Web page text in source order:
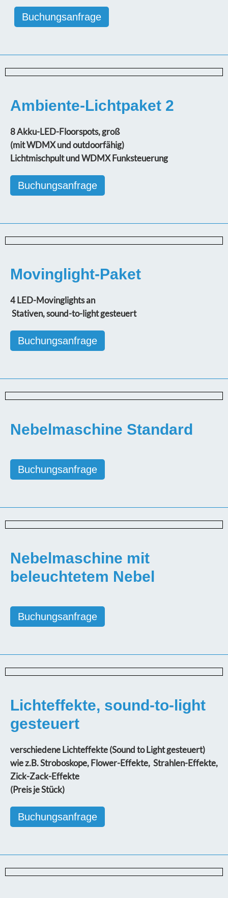
Buchungsanfrage
Ambiente-Lichtpaket 2
8 Akku-LED-Floorspots, groß
(mit WDMX und outdoorfähig)
Lichtmischpult und WDMX Funksteuerung
Buchungsanfrage
Movinglight-Paket
4 LED-Movinglights an
Stativen, sound-to-light gesteuert
Buchungsanfrage
Nebelmaschine Standard
Buchungsanfrage
Nebelmaschine mit
beleuchtetem Nebel
Buchungsanfrage
Lichteffekte, sound-to-light
gesteuert
verschiedene Lichteffekte (Sound to Light gesteuert)
wie z.B. Stroboskope, Flower-Effekte, Strahlen-Effekte,
Zick-Zack-Effekte
(Preis je Stück)
Buchungsanfrage